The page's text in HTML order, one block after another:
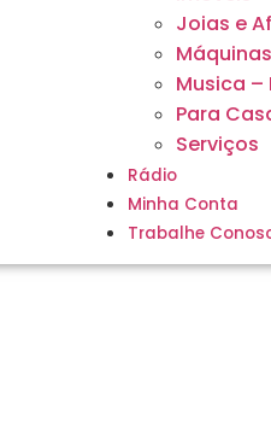
Joias e
Musica –
Para
Serviços
Rádio
Minha Conta
Trabalhe